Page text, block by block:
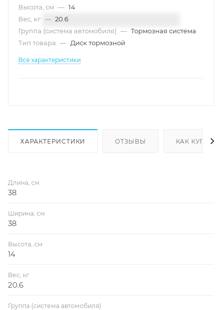
Высота, см — 14
Вес, кг — 20.6
Группа (система автомобиля) — Тормозная система
Тип товара — Диск тормозной
Все характеристики
ХАРАКТЕРИСТИКИ ОТЗЫВЫ КАК КУПИТЬ
Длина, см
38
Ширина, см
38
Высота, см
14
Вес, кг
20.6
Группа (система автомобиля)